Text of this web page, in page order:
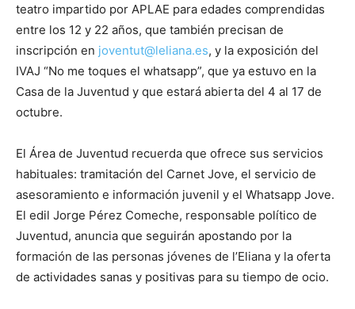
teatro impartido por APLAE para edades comprendidas
entre los 12 y 22 años, que también precisan de
inscripción en joventut@leliana.es, y la exposición del
IVAJ “No me toques el whatsapp”, que ya estuvo en la
Casa de la Juventud y que estará abierta del 4 al 17 de
octubre.
El Área de Juventud recuerda que ofrece sus servicios
habituales: tramitación del Carnet Jove, el servicio de
asesoramiento e información juvenil y el Whatsapp Jove.
El edil Jorge Pérez Comeche, responsable político de
Juventud, anuncia que seguirán apostando por la
formación de las personas jóvenes de l’Eliana y la oferta
de actividades sanas y positivas para su tiempo de ocio.